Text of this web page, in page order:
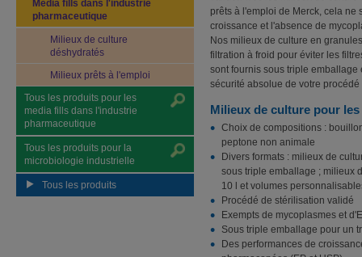
Media fills dans l'industrie
pharmaceutique
Milieux de culture
déshydratés
Milieux prêts à l'emploi
Tous les produits pour les
media fills dans l'industrie
pharmaceutique
Tous les produits pour la
microbiologie industrielle
Tous les produits
prêts à l'emploi de Merck, cela ne
croissance et l'absence de
Nos milieux de culture en
filtration à froid pour éviter les
sont fournis sous triple
sécurité absolue de votre
Milieux de culture pour
Choix de compositions :
peptone non animale
Divers formats : milieux de
sous triple emballage ; milieux
10 l et volumes
Procédé de stérilisation validé
Exempts de mycoplasmes et
Sous triple emballage pour un
Des performances de